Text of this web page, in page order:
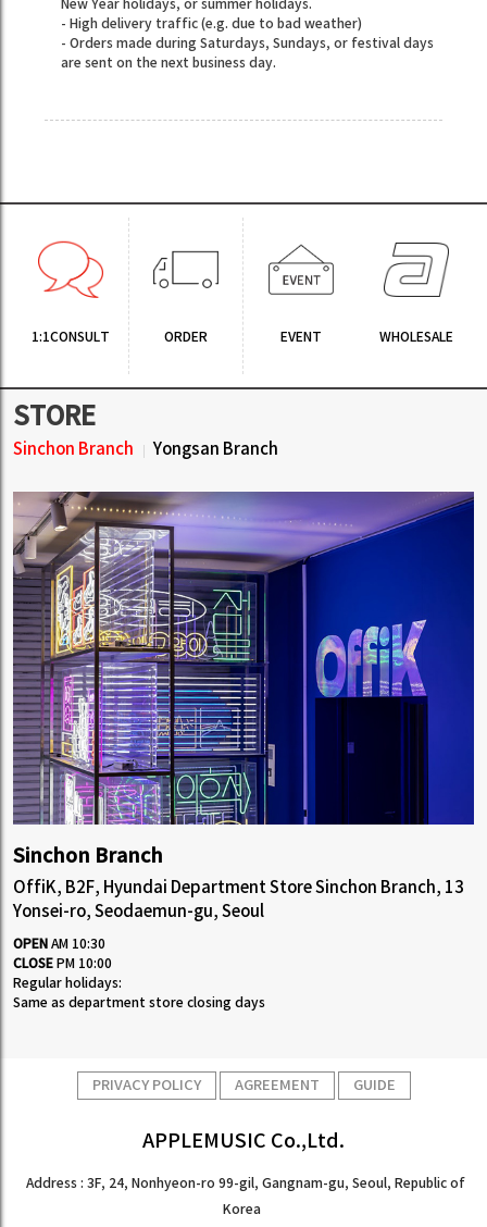
New Year holidays, or summer holidays.
- High delivery traffic (e.g. due to bad weather)
- Orders made during Saturdays, Sundays, or festival days
are sent on the next business day.
1:1CONSULT ORDER EVENT WHOLESALE
STORE
Sinchon Branch Yongsan Branch
Sinchon Branch
OffiK, B2F, Hyundai Department Store Sinchon Branch, 13
Yonsei-ro, Seodaemun-gu, Seoul
OPEN AM 10:30
CLOSE PM 10:00
Regular holidays:
Same as department store closing days
PRIVACY POLICY AGREEMENT GUIDE
APPLEMUSIC Co.,Ltd.
Address : 3F, 24, Nonhyeon-ro 99-gil, Gangnam-gu, Seoul, Republic of
Korea